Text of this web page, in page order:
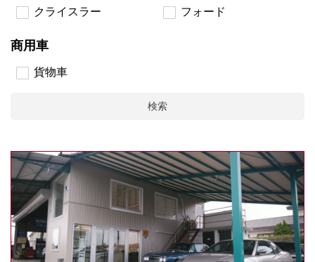
クライスラー
フォード
商用車
貨物車
検索